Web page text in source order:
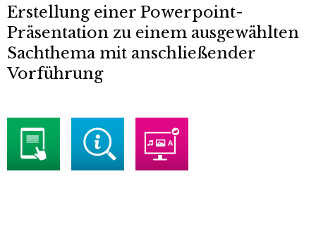
Erstellung einer Powerpoint-
Präsentation zu einem ausgewählten
Sachthema mit anschließender
Vorführung